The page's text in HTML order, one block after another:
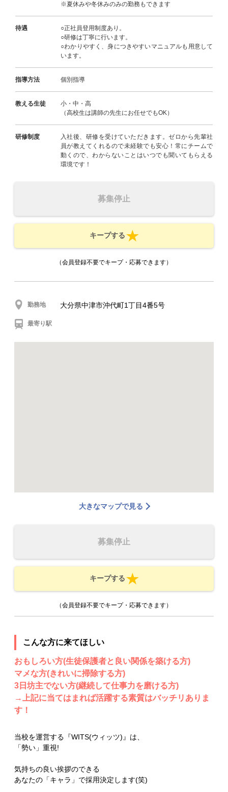
※夏休みや冬休みのみの勤務もできます
待遇
○正社員登用制度あり。
○研修は丁寧に行います。
○わかりやすく、身につきやすいマニュアルも用意して
います。
指導方法 個別指導
教える生徒
小・中・高
（高校生は講師の先生にお任せでもOK）
研修制度
入社後、研修を受けていただきます。ゼロから先輩社
員が教えてくれるので未経験でも安心！常にチームで
動くので、わからないことはいつでも聞いてもらえる
環境です！
募集停止
キープする
（会員登録不要でキープ・応募できます）
勤務地 大分県中津市沖代町1丁目4番5号
最寄り駅
大きなマップで見る
募集停止
キープする
（会員登録不要でキープ・応募できます）
こんな方に来てほしい
おもしろい方(生徒保護者と良い関係を築ける方)
マメな方(きれいに掃除する方)
3日坊主でない方(継続して仕事力を磨ける方)
→上記に当てはまれば活躍する素質はバッチリありま
す！
当校を運営する『WITS(ウィッツ)』は、
「勢い」重視!
気持ちの良い挨拶のできる
あなたの「キャラ」で採用決定します(笑)